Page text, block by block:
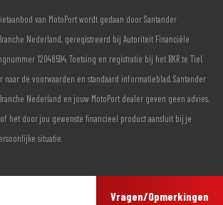
van MotoPort wordt gedaan door Santander
Branche Nederland, geregistreerd bij Autoriteit Financiële
12048594. Toetsing en registratie bij het BKR te Tiel.
de voorwaarden en standaard informatieblad. Santander
Nederland en jouw MotoPort dealer geven geen advies.
het door jou gewenste financieel product aansluit bij je
situatie.
Vragen/Opmerkingen